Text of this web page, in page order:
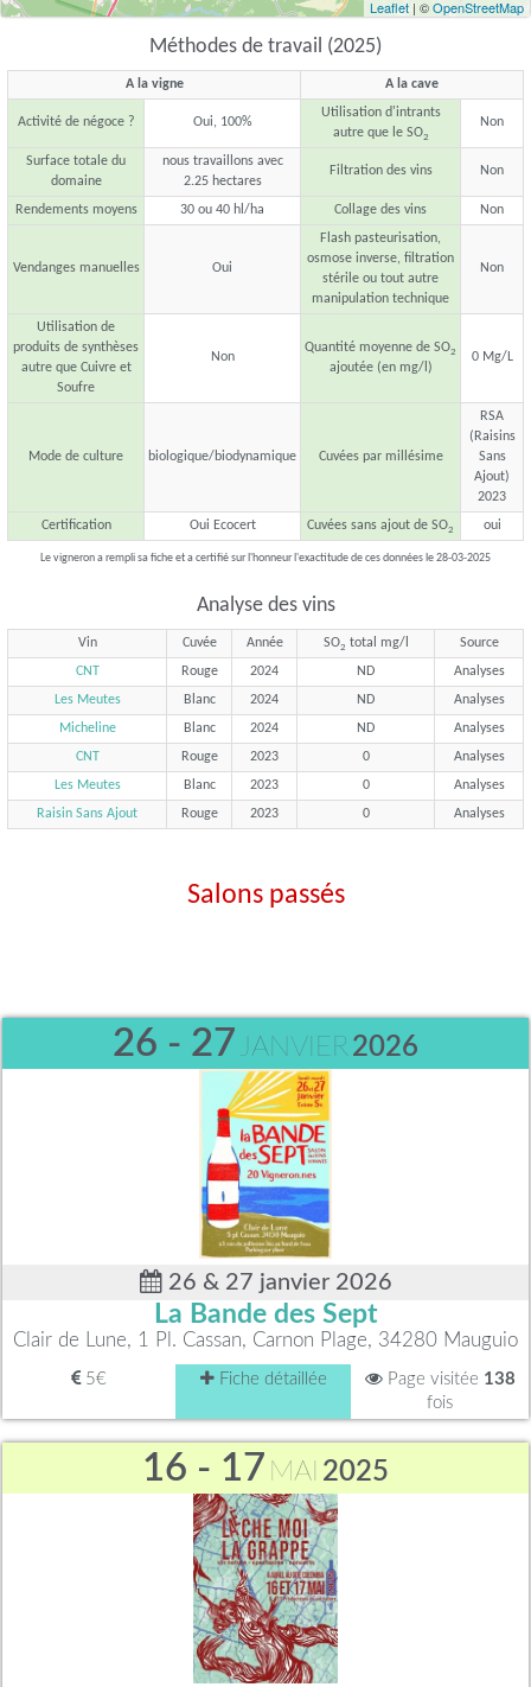
Leaflet | ©OpenStreetMap
Méthodes de travail (2025)
A la vigne A la cave
Activité de négoce ? Oui, 100%
Utilisation d'intrants
autre que le SO2
Non
Surface totale du
domaine
nous travaillons avec
2.25 hectares
Filtration des vins Non
Rendements moyens 30 ou 40 hl/ha Collage des vins Non
Vendanges manuelles Oui
Flash pasteurisation,
osmose inverse, filtration
stérile ou tout autre
manipulation technique
Non
Utilisation de
produits de synthèses
autre que Cuivre et
Soufre
Non
Quantité moyenne de SO2
ajoutée (en mg/l)
0 Mg/L
Mode de culture biologique/biodynamique Cuvées par millésime
RSA
(Raisins
Sans
Ajout)
2023
Certification
Oui Ecocert Cuvées sans ajout de SO2 oui
Le vigneron a rempli sa fiche et a certifié sur l'honneur l'exactitude de ces données le 28-03-2025
Analyse des vins
Vin Cuvée Année SO2 total mg/l
Source
CNT
Rouge 2024 ND
Analyses
Les Meutes
Blanc 2024 ND
Analyses
Micheline
Blanc 2024 ND
Analyses
CNT
Rouge 2023 0
Analyses
Les Meutes
Blanc 2023 0
Analyses
Raisin Sans Ajout
Rouge 2023 0 Analyses
Salons passés
26 - 27 JANVIER2026
26 & 27 janvier 2026
La Bande des Sept
Clair de Lune, 1 Pl. Cassan, Carnon Plage, 34280 Mauguio
5€ Fiche détaillée Page visitée 138
fois
16 - 17 MAI 2025